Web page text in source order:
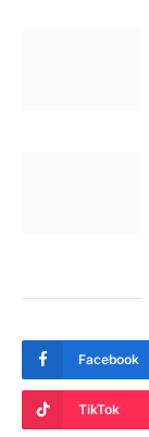
Facebook
TikTok